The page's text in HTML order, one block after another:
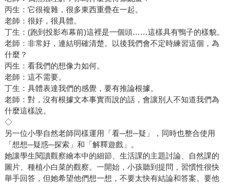
丙生：它很複雜，很多東西重疊在一起。
老師：很好，很具體。
丁生：(跑到投影布幕前)這裡是一個頭……這樣具有鴨子的樣貌。
老師：非常好，連結明確清楚。以後我們會不定時練習這個，為
什麼？
丙生：看我們的想像力如何。
老師：這不需要。
丁生：具體表達我們的感覺，要有推論根據。
老師：對，沒有根據文本事實而說的話，會讓別人不知道我們為
什麼這樣說。
◇
另一位小學自然老師同樣運用「看─想─疑」，同時也整合使用
「想想─疑惑─探索」和「解釋遊戲」。
她讓學生閱讀觀察繪本中的細節、生活課的主題討論、自然課的
圖片、種植小白菜的觀察。一開始，小孩聽到提問，習慣性很快
舉手回答，但她希望他們想一想，不要太快有結論和答案。要他